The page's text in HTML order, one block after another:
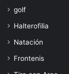
golf
Halterofilia
Natación
Frontenis